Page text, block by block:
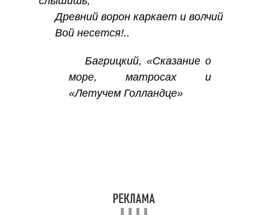
Древний ворон каркает и волчий
Вой несется!..
Багрицкий, «Сказание о
море, матросах и
«Летучем Голландце»